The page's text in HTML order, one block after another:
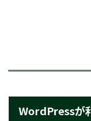
WordPressが